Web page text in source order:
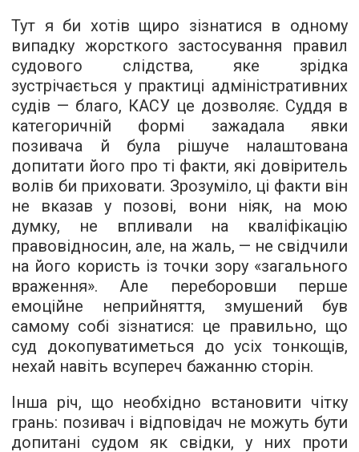
Тут я би хотів щиро зізнатися в одному
випадку жорсткого застосування правил
судового слідства, яке зрідка
зустрічається у практиці адміністративних
судів — благо, КАСУ це дозволяє. Суддя в
категоричній формі зажадала явки
позивача й була рішуче налаштована
допитати його про ті факти, які довіритель
волів би приховати. Зрозуміло, ці факти він
не вказав у позові, вони ніяк, на мою
думку, не впливали на кваліфікацію
правовідносин, але, на жаль, — не свідчили
на його користь із точки зору «загального
враження». Але переборовши перше
емоційне неприйняття, змушений був
самому собі зізнатися: це правильно, що
суд докопуватиметься до усіх тонкощів,
нехай навіть всупереч бажанню сторін.
Інша річ, що необхідно встановити чітку
грань: позивач і відповідач не можуть бути
допитані судом як свідки, у них проти